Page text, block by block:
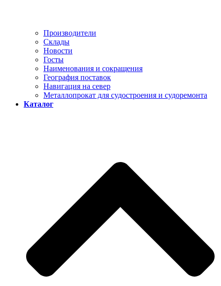
Производители
Склады
Новости
Госты
Наименования и сокращения
География поставок
Навигация на север
Металлопрокат для судостроения и судоремонта
Каталог